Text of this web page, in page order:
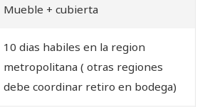
Mueble + cubierta
10 dias habiles en la region
metropolitana ( otras regiones
debe coordinar retiro en bodega)